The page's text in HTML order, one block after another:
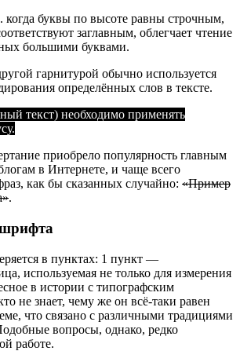
когда буквы по высоте равны строчным,
заглавным, облегчает чтение
большими буквами.
гарнитурой обычно используется
определённых слов в тексте.
текст) необходимо применять
приобрело популярность главным
в Интернете, и чаще всего
как бы сказанных случайно: «Пример
.
в пунктах: 1 пункт —
используемая не только для измерения
в истории с типографским
не знает, чему же он всё-таки равен
что связано с различными традициями
вопросы, однако, редко
работе.